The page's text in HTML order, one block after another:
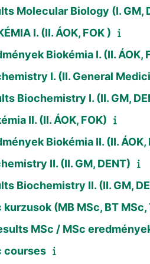
Molecular Biology (I. GM,
I. (II. ÁOK, FOK )
Biokémia I. (II. ÁOK,
I. (II. General
Biochemistry I. (II. GM,
II. (II. ÁOK, FOK)
Biokémia II. (II. ÁOK,
II. (II. GM, DENT)
Biochemistry II. (II. GM,
kurzusok (MB MSc, BT
MSc / MSc
courses